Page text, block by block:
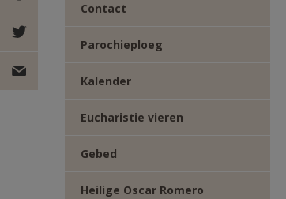
DEEL OP
FACEBOOK
DEEL OP
Contact
Parochieploeg
Kalender
Eucharistie vieren
Gebed
Heilige Oscar Romero